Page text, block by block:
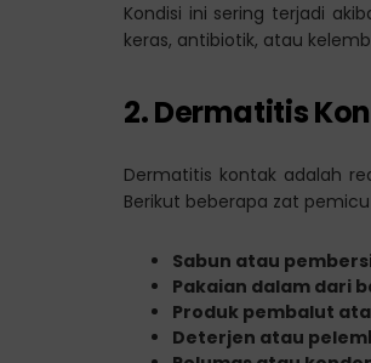
Kondisi ini sering terjadi
keras, antibiotik, atau
2. Dermatitis
Dermatitis kontak adalah
Berikut beberapa zat
Sabun atau
Pakaian dalam dari
Produk pembalut
Deterjen atau